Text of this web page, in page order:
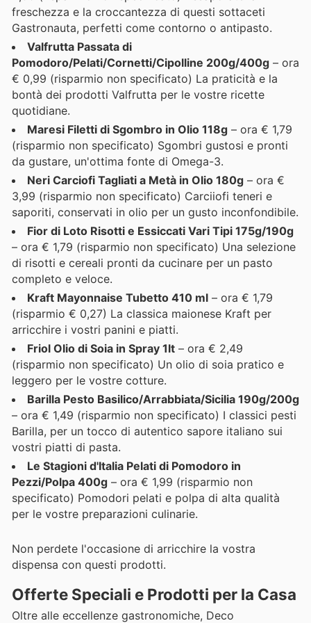
freschezza e la croccantezza di questi sottaceti
Gastronauta, perfetti come contorno o antipasto.
Valfrutta Passata di
Pomodoro/Pelati/Cornetti/Cipolline 200g/400g – ora
€ 0,99 (risparmio non specificato) La praticità e la
bontà dei prodotti Valfrutta per le vostre ricette
quotidiane.
Maresi Filetti di Sgombro in Olio 118g – ora € 1,79
(risparmio non specificato) Sgombri gustosi e pronti
da gustare, un'ottima fonte di Omega-3.
Neri Carciofi Tagliati a Metà in Olio 180g – ora €
3,99 (risparmio non specificato) Carciiofi teneri e
saporiti, conservati in olio per un gusto inconfondibile.
Fior di Loto Risotti e Essiccati Vari Tipi 175g/190g
– ora € 1,79 (risparmio non specificato) Una selezione
di risotti e cereali pronti da cucinare per un pasto
completo e veloce.
Kraft Mayonnaise Tubetto 410 ml – ora € 1,79
(risparmio € 0,27) La classica maionese Kraft per
arricchire i vostri panini e piatti.
Friol Olio di Soia in Spray 1lt – ora € 2,49
(risparmio non specificato) Un olio di soia pratico e
leggero per le vostre cotture.
Barilla Pesto Basilico/Arrabbiata/Sicilia 190g/200g
– ora € 1,49 (risparmio non specificato) I classici pesti
Barilla, per un tocco di autentico sapore italiano sui
vostri piatti di pasta.
Le Stagioni d'Italia Pelati di Pomodoro in
Pezzi/Polpa 400g – ora € 1,99 (risparmio non
specificato) Pomodori pelati e polpa di alta qualità
per le vostre preparazioni culinarie.
Non perdete l'occasione di arricchire la vostra
dispensa con questi prodotti.
Offerte Speciali e Prodotti per la Casa
Oltre alle eccellenze gastronomiche, Deco